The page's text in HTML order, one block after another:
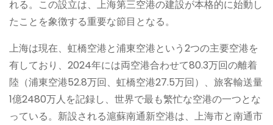
れる。この設立は、上海第三空港の建設が本格的に始動し
たことを象徴する重要な節目となる。
上海は現在、虹橋空港と浦東空港という2つの主要空港を
有しており、2024年には両空港合わせて80.3万回の離着
陸（浦東空港52.8万回、虹橋空港27.5万回）、旅客輸送量
1億2480万人を記録し、世界で最も繁忙な空港の一つとな
っている。新設される滬蘇南通新空港は、上海市と南通市